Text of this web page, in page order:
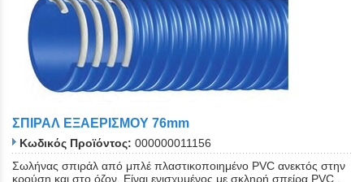
ΣΠΙΡΑΛ ΕΞΑΕΡΙΣΜΟΥ 76mm
Κωδικός Προϊόντος: 000000011156
Σωλήνας σπιράλ από μπλέ πλαστικοποιημένο PVC ανεκτός στην
κρούση και στο όζον. Είναι ενισχυμένος με σκληρή σπείρα PVC .